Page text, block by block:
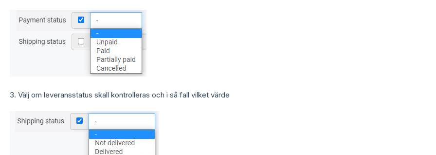
3. Välj om leveransstatus skall kontrolleras och i så fall vilket värde